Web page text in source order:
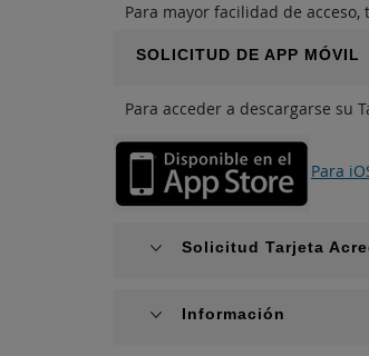
Para mayor facilidad de
SOLICITUD DE APP MÓVIL
Para acceder a descargarse su
Para
Solicitud Tarjeta
Información